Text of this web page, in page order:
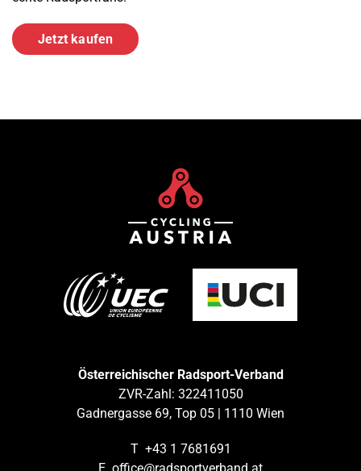
Jetzt kaufen
Österreichischer Radsport-Verband
ZVR-Zahl: 322411050
Gadnergasse 69, Top 05 | 1110 Wien
T +43 1 7681691